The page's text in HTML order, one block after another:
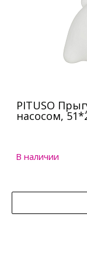
PITUSO
насосом,
В наличии